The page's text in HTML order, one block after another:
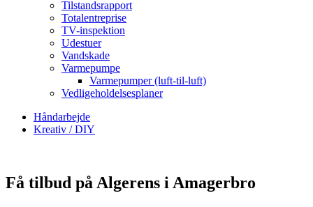
Tilstandsrapport
Totalentreprise
TV-inspektion
Udestuer
Vandskade
Varmepumpe
Varmepumper (luft-til-luft)
Vedligeholdelsesplaner
Håndarbejde
Kreativ / DIY
Få tilbud på Algerens i Amagerbro